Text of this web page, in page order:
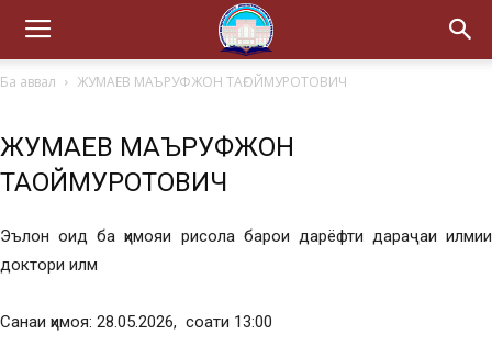
Ба аввал ЖУМАЕВ МАЪРУФЖОН ТАҒОЙМУРОТОВИЧ
ЖУМАЕВ МАЪРУФЖОН
ТАҒОЙМУРОТОВИЧ
Эълон оид ба ҳимояи рисола барои дарёфти дараҷаи илмии
доктори илм
Санаи ҳимоя: 28.05.2026, соати 13:00